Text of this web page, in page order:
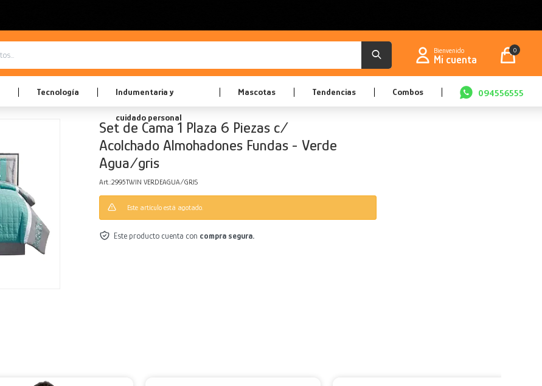
Tecnología Indumentaria y
cuidado personal
Mascotas Tendencias Combos 094556555
0
Set de Cama 1 Plaza 6 Piezas c/
Acolchado Almohadones Fundas - Verde
Agua/gris
2995TWIN VERDEAGUA/GRIS
Este artículo está agotado.
Este producto cuenta con compra segura.